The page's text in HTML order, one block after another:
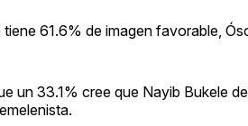
61.6% de imagen favorable,
un 33.1% cree que Nayib Bukele